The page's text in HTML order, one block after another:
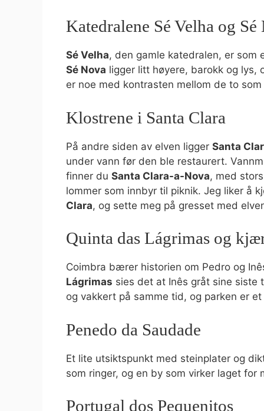
Katedralene Sé Velha og Sé
Sé Velha, den gamle katedralen, er
Sé Nova ligger litt høyere, barokk og lys,
er noe med kontrasten mellom de to
Klostrene i Santa Clara
På andre siden av elven ligger Santa
under vann før den ble restaurert.
finner du Santa Clara-a-Nova, med
lommer som innbyr til piknik. Jeg liker å
Clara, og sette meg på gresset med
Quinta das Lágrimas og
Coimbra bærer historien om Pedro og
Lágrimas sies det at Inês gråt sine siste
og vakkert på samme tid, og parken er
Penedo da Saudade
Et lite utsiktspunkt med steinplater og
som ringer, og en by som virker laget for
Portugal dos Pequenitos